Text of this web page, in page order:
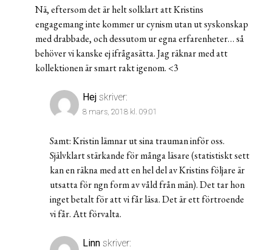
Nä, eftersom det är helt solklart att Kristins
engagemang inte kommer ur cynism utan ut syskonskap
med drabbade, och dessutom ur egna erfarenheter… så
behöver vi kanske ej ifrågasätta. Jag räknar med att
kollektionen är smart rakt igenom. <3
Hej skriver:
8 mars, 2018 kl. 09:01
Samt: Kristin lämnar ut sina trauman inför oss.
Självklart stärkande för många läsare (statistiskt sett
kan en räkna med att en hel del av Kristins följare är
utsatta för ngn form av våld från män). Det tar hon
inget betalt för att vi får läsa. Det är ett förtroende
vi får. Att förvalta.
Linn skriver: